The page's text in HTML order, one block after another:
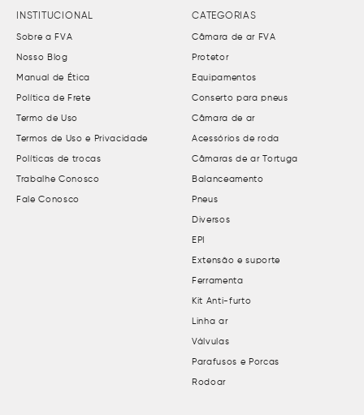
INSTITUCIONAL
Sobre a FVA
Nosso Blog
Manual de Ética
Política de Frete
Termo de Uso
Termos de Uso e Privacidade
Políticas de trocas
Trabalhe Conosco
Fale Conosco
CATEGORIAS
Câmara de ar FVA
Protetor
Equipamentos
Conserto para pneus
Câmara de ar
Acessórios de roda
Câmaras de ar Tortuga
Balanceamento
Pneus
Diversos
EPI
Extensão e suporte
Ferramenta
Kit Anti-furto
Linha ar
Válvulas
Parafusos e Porcas
Rodoar